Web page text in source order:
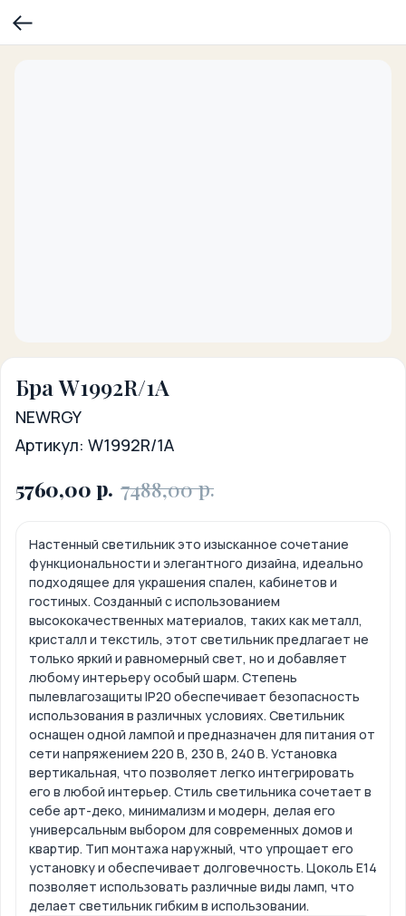
Бра W1992R/1A
NEWRGY
Артикул: W1992R/1A
5760,00 р. 7488,00 р.
Настенный светильник это изысканное сочетание
функциональности и элегантного дизайна, идеально
подходящее для украшения спален, кабинетов и
гостиных. Созданный с использованием
высококачественных материалов, таких как металл,
кристалл и текстиль, этот светильник предлагает не
только яркий и равномерный свет, но и добавляет
любому интерьеру особый шарм. Степень
пылевлагозащиты IP20 обеспечивает безопасность
использования в различных условиях. Светильник
оснащен одной лампой и предназначен для питания от
сети напряжением 220 В, 230 В, 240 В. Установка
вертикальная, что позволяет легко интегрировать
его в любой интерьер. Стиль светильника сочетает в
себе арт-деко, минимализм и модерн, делая его
универсальным выбором для современных домов и
квартир. Тип монтажа наружный, что упрощает его
установку и обеспечивает долговечность. Цоколь Е14
позволяет использовать различные виды ламп, что
делает светильник гибким в использовании.